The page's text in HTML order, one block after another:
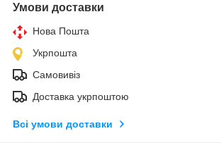
Умови доставки
Нова Пошта
Укрпошта
Самовивіз
Доставка укрпоштою
Всі умови доставки